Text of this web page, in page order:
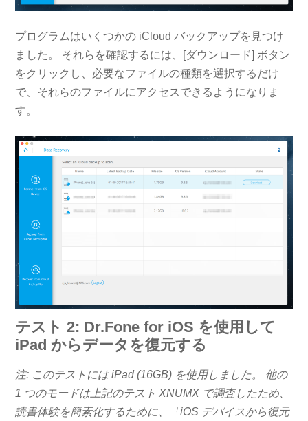
プログラムはいくつかの iCloud バックアップを見つけ
ました。 それらを確認するには、[ダウンロード] ボタン
をクリックし、必要なファイルの種類を選択するだけ
で、それらのファイルにアクセスできるようになりま
す。
テスト 2: Dr.Fone for iOS を使用して
iPad からデータを復元する
注: このテストには iPad (16GB) を使用しました。 他の
1 つのモードは上記のテスト XNUMX で調査したため、
読書体験を簡素化するために、「iOS デバイスから復元